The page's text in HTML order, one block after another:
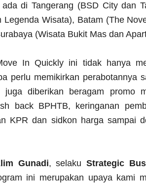
di Tangerang (BSD City dan
Legenda Wisata), Batam (The
(Wisata Bukit Mas dan
In Quickly ini tidak hanya
perlu memikirkan perabotannya
juga diberikan beragam promo
back BPHTB, keringanan
KPR dan sidkon harga sampai
Gunadi, selakuStrategic
ini merupakan upaya kami